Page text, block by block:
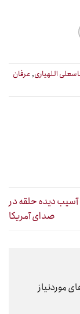
اللهیاری, عرفان
دیده حلقه در
صدای آمریکا
موردنیاز